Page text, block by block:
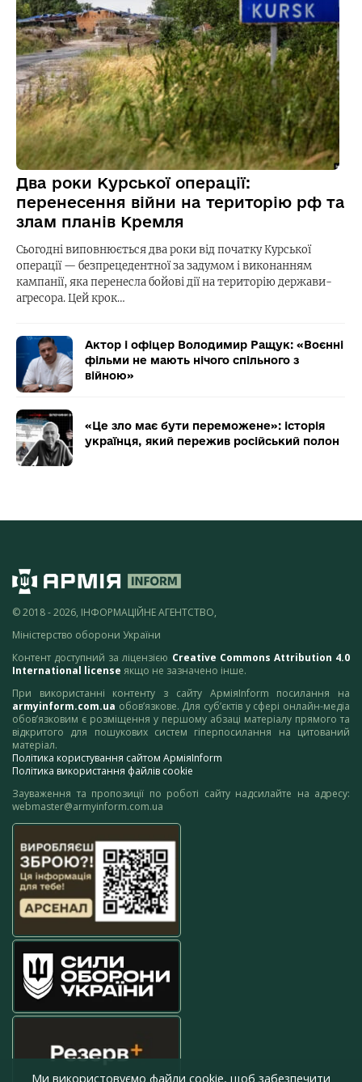
Два роки Курської операції:
перенесення війни на територію рф та
злам планів Кремля
Сьогодні виповнюється два роки від початку Курської
операції — безпрецедентної за задумом і виконанням
кампанії, яка перенесла бойові дії на територію держави-
агресора. Цей крок…
Актор і офіцер Володимир Ращук: «Воєнні
фільми не мають нічого спільного з
війною»
«Це зло має бути переможене»: історія
українця, який пережив російський полон
© 2018 - 2026, ІНФОРМАЦІЙНЕ АГЕНТСТВО,
Міністерство оборони України
Контент доступний за ліцензією Creative Commons Attribution 4.0
International license якщо не зазначено інше.
При використанні контенту з сайту АрміяInform посилання на
armyinform.com.ua обов’язкове. Для суб’єктів у сфері онлайн-медіа
обов’язковим є розміщення у першому абзаці матеріалу прямого та
відкритого для пошукових систем гіперпосилання на цитований
матеріал.
Політика користування сайтом АрміяInform
Політика використання файлів cookie
Зауваження та пропозиції по роботі сайту надсилайте на адресу:
webmaster@armyinform.com.ua
Ми використовуємо файли cookie, щоб забезпечити